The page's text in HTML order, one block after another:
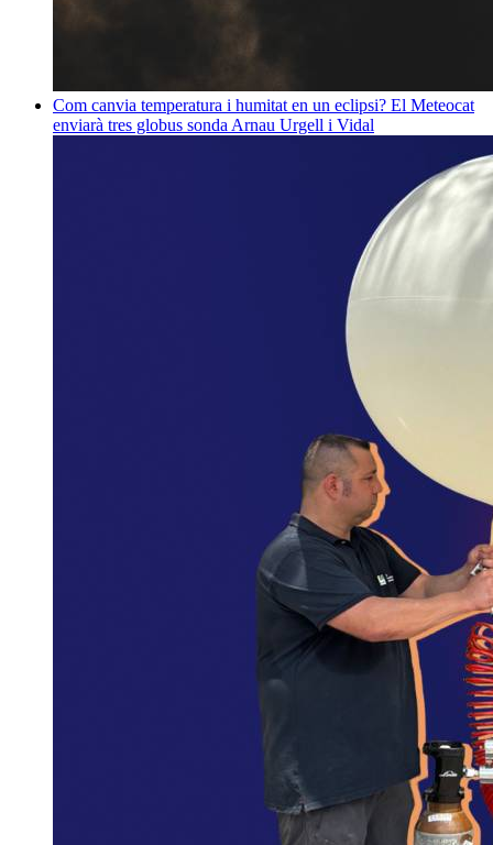
Com canvia temperatura i humitat en un eclipsi? El Meteocat
enviarà tres globus sonda Arnau Urgell i Vidal